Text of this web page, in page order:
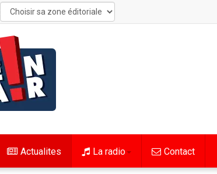
Actualites La radio Contact